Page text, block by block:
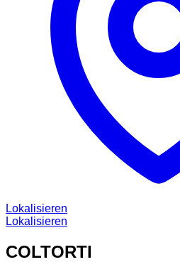
Lokalisieren
Lokalisieren
COLTORTI